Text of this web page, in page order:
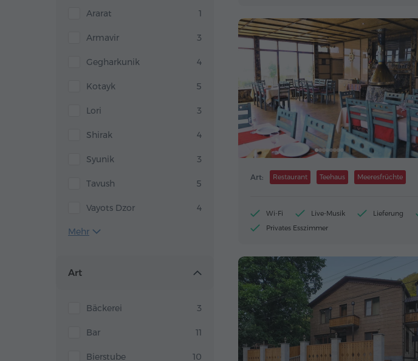
Ararat 1
Armavir 3
Gegharkunik 4
Kotayk 5
Lori 3
Shirak 4
Syunik 3
Tavush 5
Vayots Dzor 4
Mehr
Art
Bäckerei 3
Bar 11
Bierstube 10
Art: Restaurant Teehaus Meeresfrüchte
Wi-Fi Live-Musik Lieferung
Privates Esszimmer